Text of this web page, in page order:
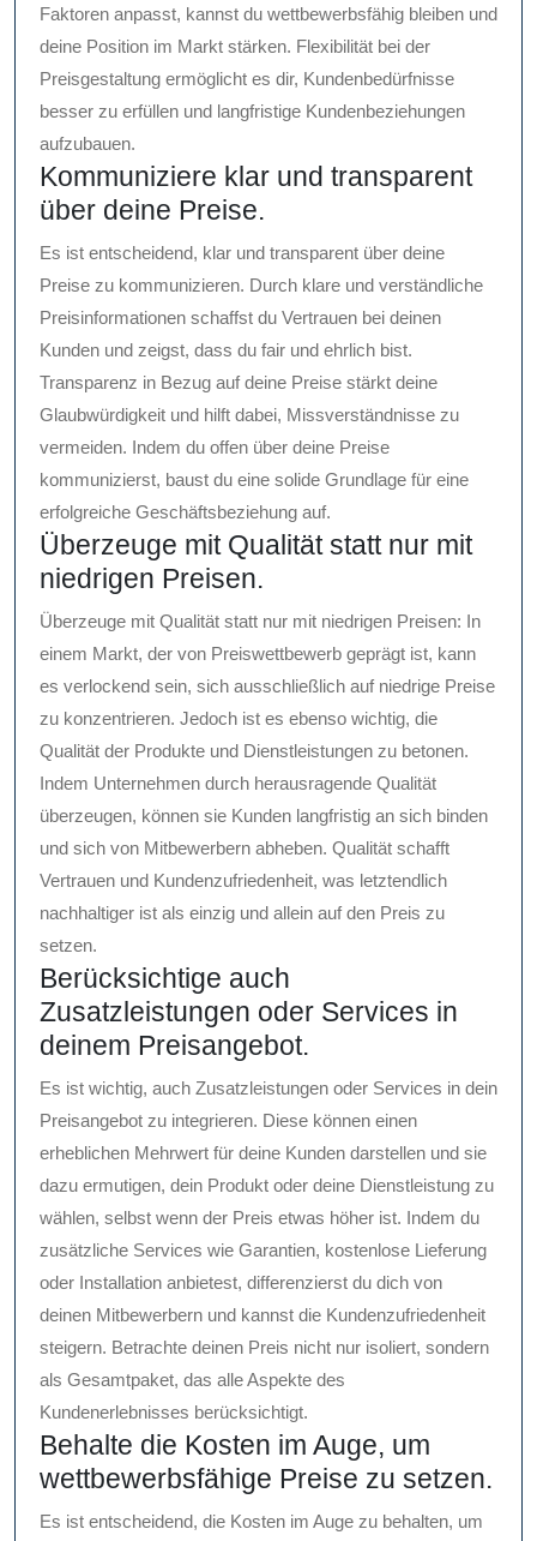
Faktoren anpasst, kannst du wettbewerbsfähig bleiben und
deine Position im Markt stärken. Flexibilität bei der
Preisgestaltung ermöglicht es dir, Kundenbedürfnisse
besser zu erfüllen und langfristige Kundenbeziehungen
aufzubauen.
Kommuniziere klar und transparent
über deine Preise.
Es ist entscheidend, klar und transparent über deine
Preise zu kommunizieren. Durch klare und verständliche
Preisinformationen schaffst du Vertrauen bei deinen
Kunden und zeigst, dass du fair und ehrlich bist.
Transparenz in Bezug auf deine Preise stärkt deine
Glaubwürdigkeit und hilft dabei, Missverständnisse zu
vermeiden. Indem du offen über deine Preise
kommunizierst, baust du eine solide Grundlage für eine
erfolgreiche Geschäftsbeziehung auf.
Überzeuge mit Qualität statt nur mit
niedrigen Preisen.
Überzeuge mit Qualität statt nur mit niedrigen Preisen: In
einem Markt, der von Preiswettbewerb geprägt ist, kann
es verlockend sein, sich ausschließlich auf niedrige Preise
zu konzentrieren. Jedoch ist es ebenso wichtig, die
Qualität der Produkte und Dienstleistungen zu betonen.
Indem Unternehmen durch herausragende Qualität
überzeugen, können sie Kunden langfristig an sich binden
und sich von Mitbewerbern abheben. Qualität schafft
Vertrauen und Kundenzufriedenheit, was letztendlich
nachhaltiger ist als einzig und allein auf den Preis zu
setzen.
Berücksichtige auch
Zusatzleistungen oder Services in
deinem Preisangebot.
Es ist wichtig, auch Zusatzleistungen oder Services in dein
Preisangebot zu integrieren. Diese können einen
erheblichen Mehrwert für deine Kunden darstellen und sie
dazu ermutigen, dein Produkt oder deine Dienstleistung zu
wählen, selbst wenn der Preis etwas höher ist. Indem du
zusätzliche Services wie Garantien, kostenlose Lieferung
oder Installation anbietest, differenzierst du dich von
deinen Mitbewerbern und kannst die Kundenzufriedenheit
steigern. Betrachte deinen Preis nicht nur isoliert, sondern
als Gesamtpaket, das alle Aspekte des
Kundenerlebnisses berücksichtigt.
Behalte die Kosten im Auge, um
wettbewerbsfähige Preise zu setzen.
Es ist entscheidend, die Kosten im Auge zu behalten, um